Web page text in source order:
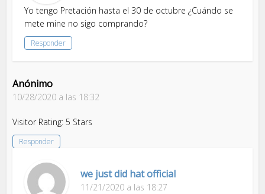
Yo tengo Pretación hasta el 30 de octubre ¿Cuándo se
mete mine no sigo comprando?
Responder
Anónimo
10/28/2020 a las 18:32
Visitor Rating: 5 Stars
Responder
we just did hat official
11/21/2020 a las 18:27